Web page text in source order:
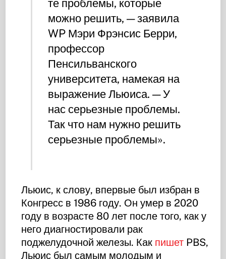
те проблемы, которые
можно решить, — заявила
WP Мэри Фрэнсис Берри,
профессор
Пенсильванского
университета, намекая на
выражение Льюиса. — У
нас серьезные проблемы.
Так что нам нужно решить
серьезные проблемы».
Льюис, к слову, впервые был избран в
Конгресс в 1986 году. Он умер в 2020
году в возрасте 80 лет после того, как у
него диагностировали рак
поджелудочной железы. Как пишет PBS,
Льюис был самым молодым и